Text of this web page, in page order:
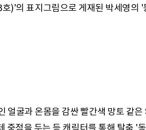
)'의 표지그림으로 게재된 박세영의
굴과 온몸을 감싼 빨간색 망토 같